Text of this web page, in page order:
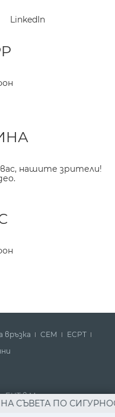
LinkedIn
нашите зрители!
ПО
връзка СЕМ
ECPT
БНТ в Метрото